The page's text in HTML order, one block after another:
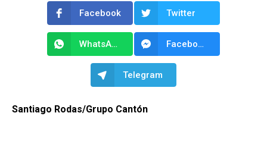
Facebook Twitter
WhatsApp Facebook Messenger
Telegram
Santiago Rodas/Grupo Cantón